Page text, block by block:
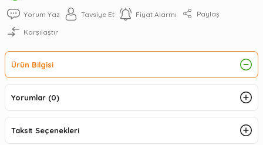
Yorum Yaz Tavsiye Et Fiyat Alarmı Paylaş
Karşılaştır
Ürün Bilgisi
Yorumlar (0)
Taksit Seçenekleri